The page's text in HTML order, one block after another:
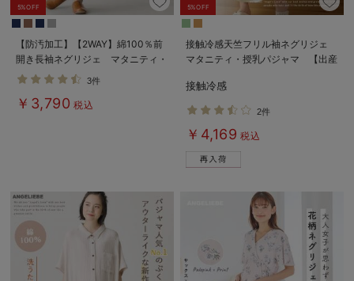
5%OFF
【防汚加工】【2WAY】綿100％前
開き長袖ネグリジェ マタニティ・
授乳パジャマ【産後も長く着れる】
3件
￥3,790 税込
5%OFF
接触冷感天竺フリル袖ネグリジェ
マタニティ・授乳パジャマ 【出産
Rosemadame（ローズマダム）
接触冷感
2件
￥4,169 税込